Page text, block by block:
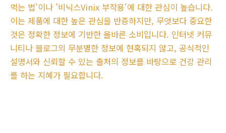
먹는 법'이나 '비닉스Vinix 부작용'에 대한 관심이 높습니다.
이는 제품에 대한 높은 관심을 반증하지만, 무엇보다 중요한
것은 정확한 정보에 기반한 올바른 소비입니다. 인터넷 커뮤
니티나 블로그의 무분별한 정보에 현혹되지 않고, 공식적인
설명서와 신뢰할 수 있는 출처의 정보를 바탕으로 건강 관리
를 하는 지혜가 필요합니다.